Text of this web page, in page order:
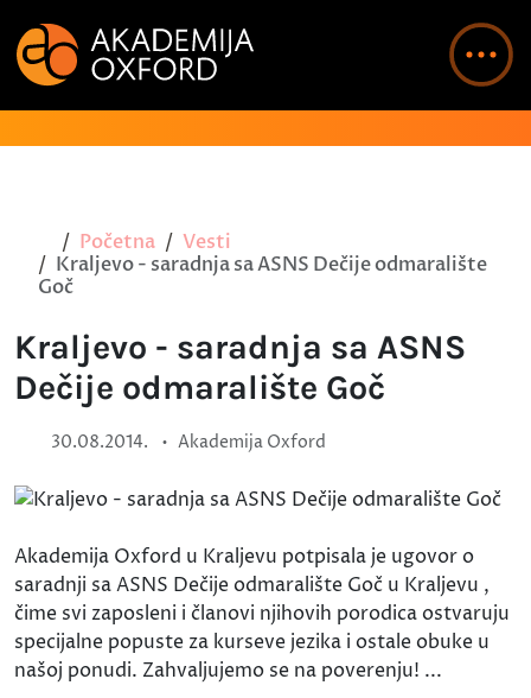
Početna
Vesti
Kraljevo - saradnja sa ASNS Dečije odmaralište
Goč
Kraljevo - saradnja sa ASNS
Dečije odmaralište Goč
30.08.2014. • Akademija Oxford
Akademija Oxford u Kraljevu potpisala je ugovor o
saradnji sa ASNS Dečije odmaralište Goč u Kraljevu ,
čime svi zaposleni i članovi njihovih porodica ostvaruju
specijalne popuste za kurseve jezika i ostale obuke u
našoj ponudi. Zahvaljujemo se na poverenju! ...